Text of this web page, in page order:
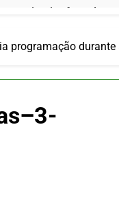
na primeira fase de
entre Porto Alegre e
Região do
Lugar: Descubra as
Ciência e a
programação